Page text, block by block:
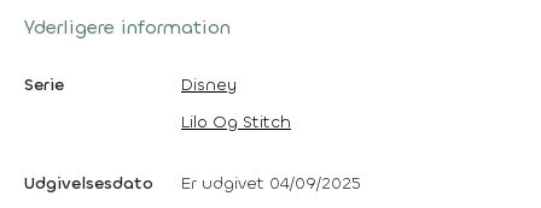
Yderligere information
Serie
Disney
Lilo Og Stitch
Udgivelsesdato Er udgivet 04/09/2025